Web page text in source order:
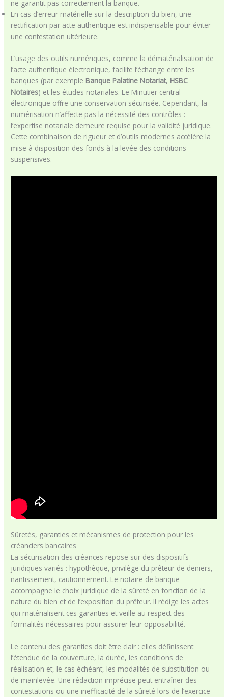
ne garantit pas correctement la banque.
En cas d’erreur matérielle sur la description du bien, une
rectification par acte authentique est indispensable pour éviter
une contestation ultérieure.
L’usage des outils numériques, comme la dématérialisation de
l’acte authentique électronique, facilite l’échange entre les
banques (par exemple Banque Palatine Notariat, HSBC
Notaires) et les études notariales. Le Minutier central
électronique offre une conservation sécurisée. Cependant, la
numérisation n’affecte pas la nécessité des contrôles :
l’expertise notariale demeure requise pour la validité juridique.
Cette combinaison de rigueur et d’outils modernes accélère la
mise à disposition des fonds à la levée des conditions
suspensives.
Sûretés, garanties et mécanismes de protection pour les
créanciers bancaires
La sécurisation des créances repose sur des dispositifs
juridiques variés : hypothèque, privilège du prêteur de deniers,
nantissement, cautionnement. Le notaire de banque
accompagne le choix juridique de la sûreté en fonction de la
nature du bien et de l’exposition du prêteur. Il rédige les actes
qui matérialisent ces garanties et veille au respect des
formalités nécessaires pour assurer leur opposabilité.
Le contenu des garanties doit être clair : elles définissent
l’étendue de la couverture, la durée, les conditions de
réalisation et, le cas échéant, les modalités de substitution ou
de mainlevée. Une rédaction imprécise peut entraîner des
contestations ou une inefficacité de la sûreté lors de l’exercice